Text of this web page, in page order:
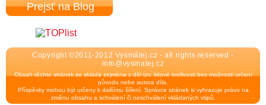
Prejsť na Blog
Copyright ©2011-2012 Vysmátej.cz - all rights reserved -
info@vysmatej.cz
Obsah těchto stránek se skládá zejména z děl tzv. lidové tvořivosti bez možnosti určení
původu nebo autora díla.
Příspěvky mohou být určeny k dalšímu šíření. Správce stránek si vyhrazuje právo na
změnu obsahu a schválení či neschválení vkládaných vtipů.